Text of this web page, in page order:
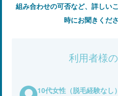
組み合わせの可否など、詳しい
時にお聞きくだ
利用者様
10代女性（脱毛経験なし）